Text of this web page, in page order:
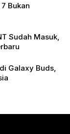
Bukan
Sudah Masuk,
Galaxy Buds,